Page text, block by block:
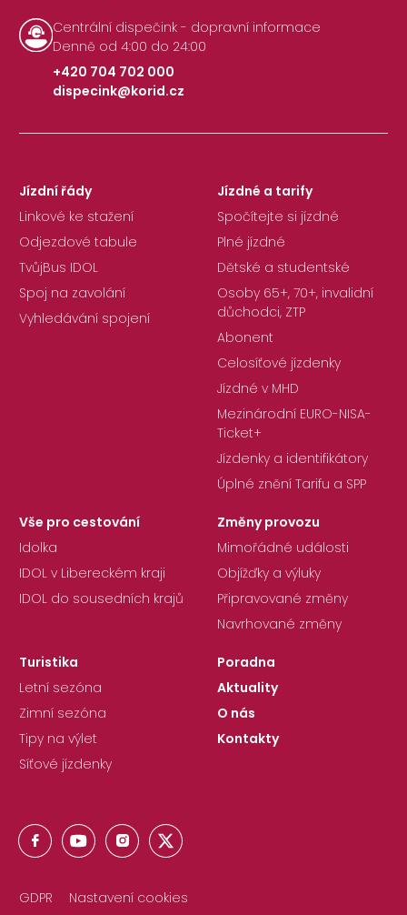
Centrální dispečink - dopravní informace
Denně od 4:00 do 24:00
+420 704 702 000
|
dispecink@korid.cz
Jízdní řády
Linkové ke stažení
Odjezdové tabule
TvůjBus IDOL
Spoj na zavolání
Vyhledávání spojení
Jízdné a tarify
Spočítejte si jízdné
Plné jízdné
Dětské a studentské
Osoby 65+, 70+, invalidní
důchodci, ZTP
Abonent
Celosíťové jízdenky
Jízdné v MHD
Mezinárodní EURO-NISA-
Ticket+
Jízdenky a identifikátory
Úplné znění Tarifu a SPP
Vše pro cestování
Idolka
IDOL v Libereckém kraji
IDOL do sousedních krajů
Změny provozu
Mimořádné události
Objížďky a výluky
Připravované změny
Navrhované změny
Turistika
Letní sezóna
Zimní sezóna
Tipy na výlet
Síťové jízdenky
Poradna
Aktuality
O nás
Kontakty
GDPR
Nastavení cookies